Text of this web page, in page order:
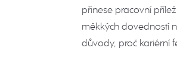
přinese pracovní
měkkých dovedností
důvody, proč kariérní